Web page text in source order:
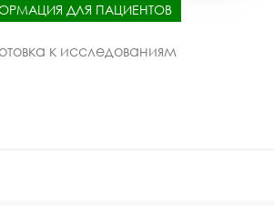
ДЛЯ ПАЦИЕНТОВ
к исследованиям